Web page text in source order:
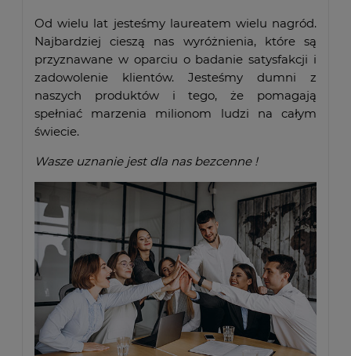
Od wielu lat jesteśmy laureatem wielu nagród.
Najbardziej cieszą nas wyróżnienia, które są
przyznawane w oparciu o badanie satysfakcji i
zadowolenie klientów. Jesteśmy dumni z
naszych produktów i tego, że pomagają
spełniać marzenia milionom ludzi na całym
świecie.
Wasze uznanie jest dla nas bezcenne !